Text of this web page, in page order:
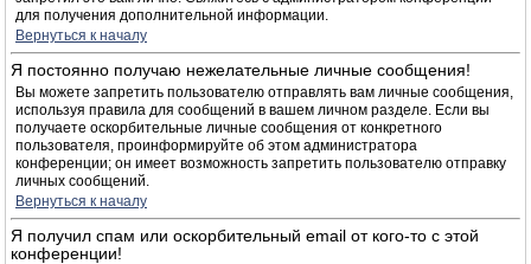
для получения дополнительной информации.
Вернуться к началу
Я постоянно получаю нежелательные личные сообщения!
Вы можете запретить пользователю отправлять вам личные сообщения,
используя правила для сообщений в вашем личном разделе. Если вы
получаете оскорбительные личные сообщения от конкретного
пользователя, проинформируйте об этом администратора
конференции; он имеет возможность запретить пользователю отправку
личных сообщений.
Вернуться к началу
Я получил спам или оскорбительный email от кого-то с этой
конференции!